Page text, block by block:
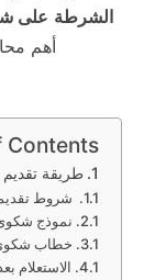
الشرطة على
أهم
Contents
طريقة
شروط
نموذج
خطاب